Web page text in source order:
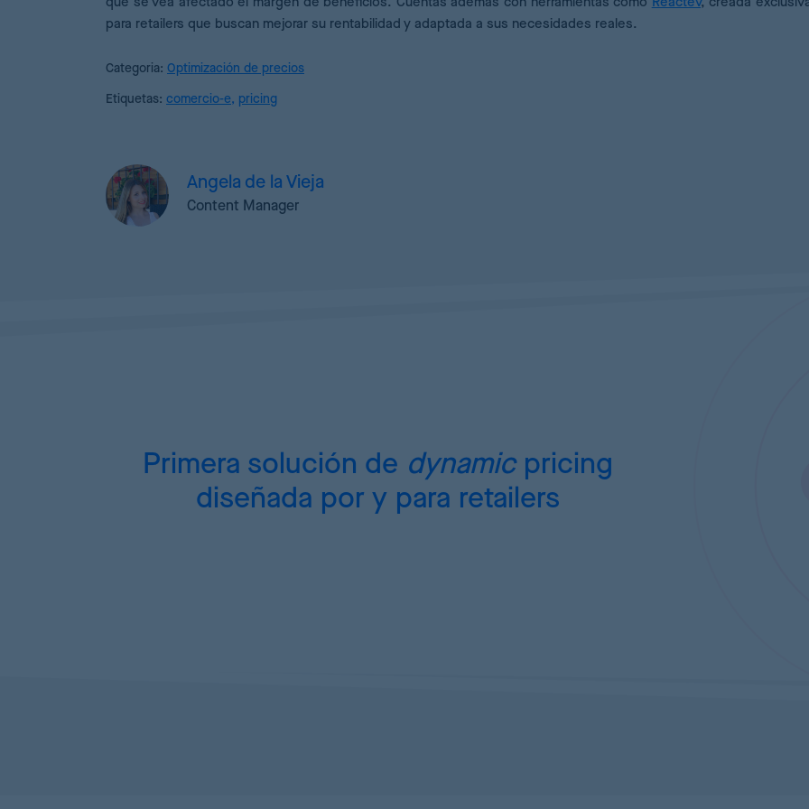
para retailers que buscan mejorar su rentabilidad y adaptada a sus necesidades reales.
Categoria: Optimización de precios
Etiquetas: comercio-e, pricing
Angela de la Vieja
Content Manager
Primera solución de dynamicpricing
diseñada por y para retailers